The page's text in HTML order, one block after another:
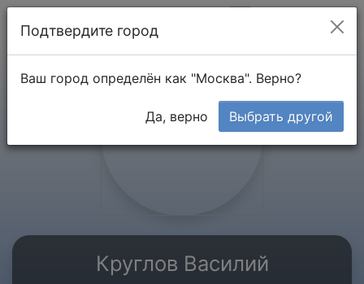
Круглов Василий
Подтвердите город
Ваш город определён как "Москва". Верно?
Да, верно Выбрать другой